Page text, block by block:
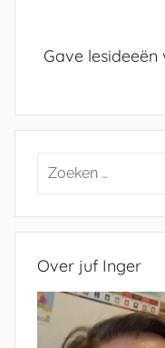
Gave
Zoeken
Over juf Inger